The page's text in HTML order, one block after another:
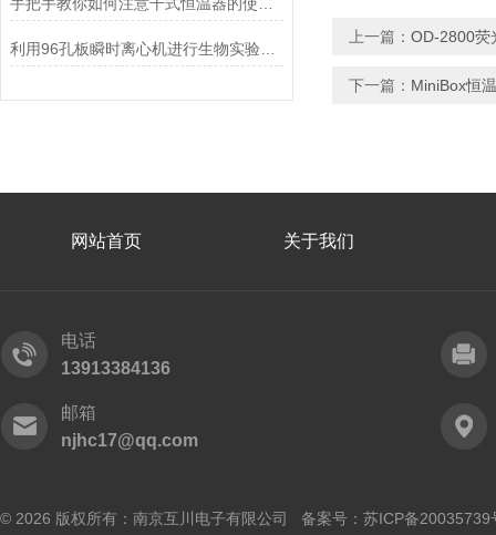
利用96孔板瞬时离心机进行生物实验的技巧与优势
上一篇： OD-2800荧
下一篇： MiniBox恒
网站首页 关于我们
电话
13913384136
邮箱
njhc17@qq.com
© 2026 版权所有：南京互川电子有限公司 备案号： 苏ICP备20035739